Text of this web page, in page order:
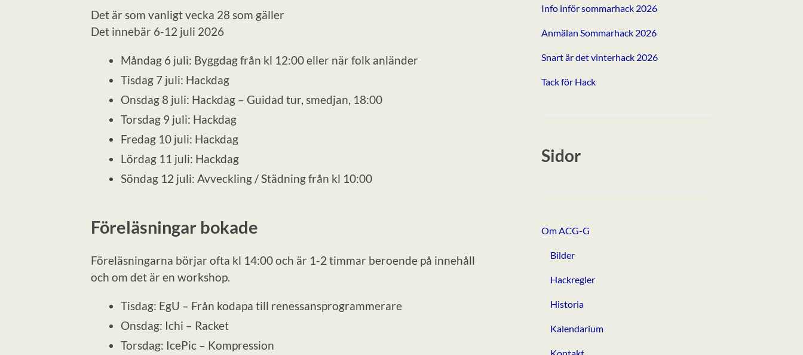
Det är som vanligt vecka 28 som gäller
Det innebär 6-12 juli 2026
Måndag 6 juli: Byggdag från kl 12:00 eller när folk anländer
Tisdag 7 juli: Hackdag
Onsdag 8 juli: Hackdag – Guidad tur, smedjan, 18:00
Torsdag 9 juli: Hackdag
Fredag 10 juli: Hackdag
Lördag 11 juli: Hackdag
Söndag 12 juli: Avveckling / Städning från kl 10:00
Föreläsningar bokade
Föreläsningarna börjar ofta kl 14:00 och är 1-2 timmar beroende på innehåll
och om det är en workshop.
Tisdag: EgU – Från kodapa till renessansprogrammerare
Onsdag: Ichi – Racket
Torsdag: IcePic – Kompression
Info inför sommarhack 2026
Anmälan Sommarhack 2026
Snart är det vinterhack 2026
Tack för Hack
Sidor
Om ACG-G
Bilder
Hackregler
Historia
Kalendarium